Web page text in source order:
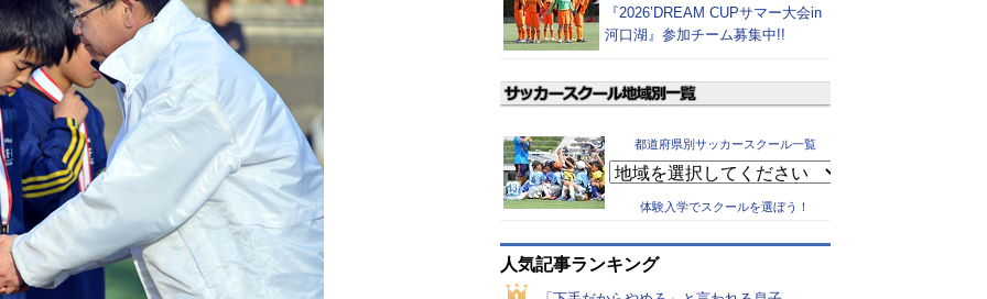
『2026’DREAM CUPサマー大会in
河口湖』参加チーム募集中!!
都道府県別サッカースクール一覧
体験入学でスクールを選ぼう！
人気記事ランキング